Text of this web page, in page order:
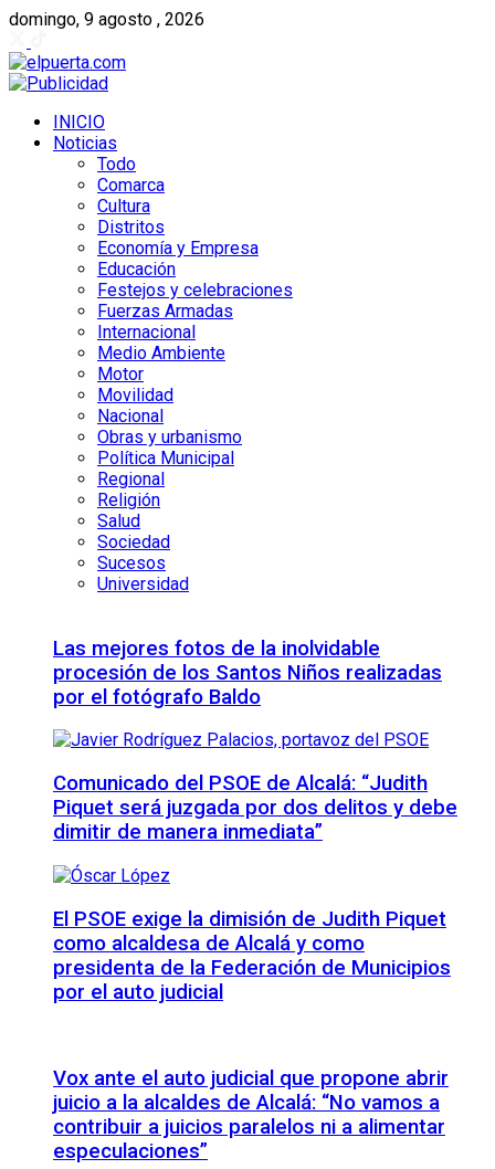
domingo, 9 agosto , 2026
INICIO
Noticias
Todo
Comarca
Cultura
Distritos
Economía y Empresa
Educación
Festejos y celebraciones
Fuerzas Armadas
Internacional
Medio Ambiente
Motor
Movilidad
Nacional
Obras y urbanismo
Política Municipal
Regional
Religión
Salud
Sociedad
Sucesos
Universidad
Las mejores fotos de la inolvidable
procesión de los Santos Niños realizadas
por el fotógrafo Baldo
Comunicado del PSOE de Alcalá: “Judith
Piquet será juzgada por dos delitos y debe
dimitir de manera inmediata”
El PSOE exige la dimisión de Judith Piquet
como alcaldesa de Alcalá y como
presidenta de la Federación de Municipios
por el auto judicial
Vox ante el auto judicial que propone abrir
juicio a la alcaldes de Alcalá: “No vamos a
contribuir a juicios paralelos ni a alimentar
especulaciones”